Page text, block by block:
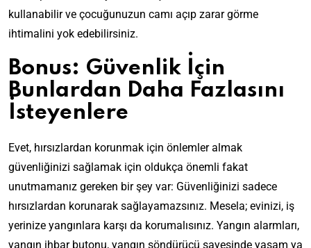
kullanabilir ve çocuğunuzun camı açıp zarar görme
ihtimalini yok edebilirsiniz.
Bonus: Güvenlik İçin
Bunlardan Daha Fazlasını
İsteyenlere
Evet, hırsızlardan korunmak için önlemler almak
güvenliğinizi sağlamak için oldukça önemli fakat
unutmamanız gereken bir şey var: Güvenliğinizi sadece
hırsızlardan korunarak sağlayamazsınız. Mesela; evinizi, iş
yerinize yangınlara karşı da korumalısınız. Yangın alarmları,
yangın ihbar butonu, yangın söndürücü sayesinde yaşam ya